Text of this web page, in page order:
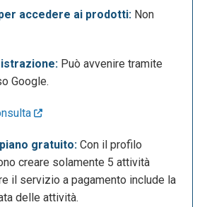
la pagina della community.
accedere ai prodotti: Non
Può avvenire tramite
Google.
gratuito: Con il profilo
creare solamente 5 attività
il servizio a pagamento include la
delle attività.